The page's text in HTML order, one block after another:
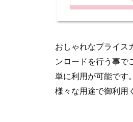
おしゃれなプライス
ンロードを行う事で
単に利用が可能です
様々な用途で御利用